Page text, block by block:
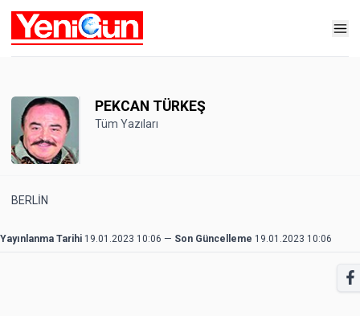
PEKCAN TÜRKEŞ
Tüm Yazıları
BERLİN
Yayınlanma Tarihi 19.01.2023 10:06 — Son Güncelleme 19.01.2023 10:06